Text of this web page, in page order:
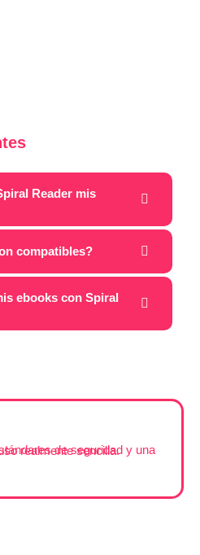
Reader mis
compatibles?
ebooks con Spiral
una experiencia de uso realmente sencilla.